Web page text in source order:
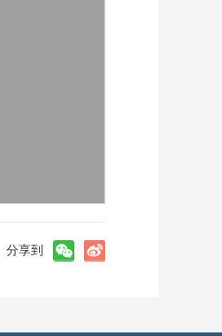
分享到